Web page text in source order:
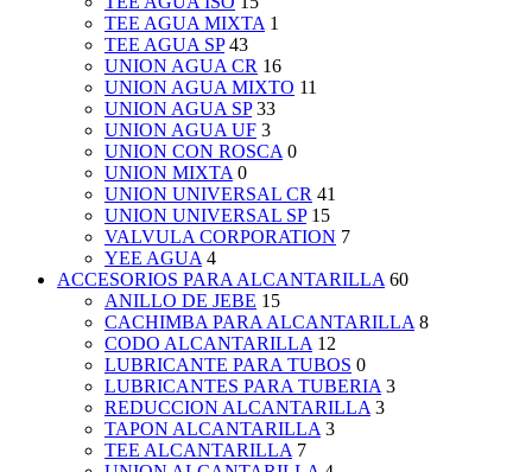
TEE AGUA MIXTA 1
TEE AGUA SP 43
UNION AGUA CR 16
UNION AGUA MIXTO 11
UNION AGUA SP 33
UNION AGUA UF 3
UNION CON ROSCA 0
UNION MIXTA 0
UNION UNIVERSAL CR 41
UNION UNIVERSAL SP 15
VALVULA CORPORATION 7
YEE AGUA 4
ACCESORIOS PARA ALCANTARILLA 60
ANILLO DE JEBE 15
CACHIMBA PARA ALCANTARILLA 8
CODO ALCANTARILLA 12
LUBRICANTE PARA TUBOS 0
LUBRICANTES PARA TUBERIA 3
REDUCCION ALCANTARILLA 3
TAPON ALCANTARILLA 3
TEE ALCANTARILLA 7